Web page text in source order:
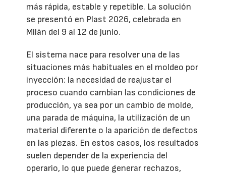
más rápida, estable y repetible. La solución
se presentó en Plast 2026, celebrada en
Milán del 9 al 12 de junio.
El sistema nace para resolver una de las
situaciones más habituales en el moldeo por
inyección: la necesidad de reajustar el
proceso cuando cambian las condiciones de
producción, ya sea por un cambio de molde,
una parada de máquina, la utilización de un
material diferente o la aparición de defectos
en las piezas. En estos casos, los resultados
suelen depender de la experiencia del
operario, lo que puede generar rechazos,